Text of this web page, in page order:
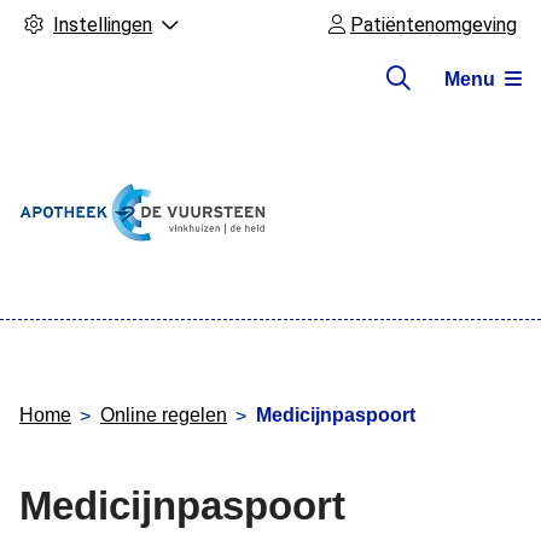
Instellingen Patiëntenomgeving
Menu
Home Online regelen Medicijnpaspoort
Medicijnpaspoort